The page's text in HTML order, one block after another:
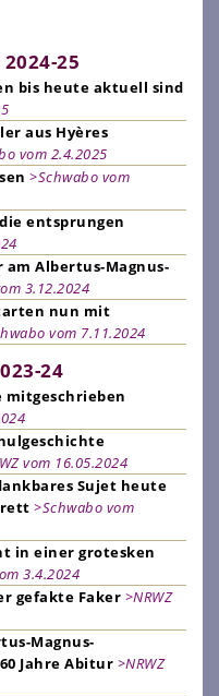
25
bis heute aktuell sind
aus Hyères
vom 2.4.2025
>Schwabo vom
entsprungen
Albertus-Magnus-
3.12.2024
nun mit
vom 7.11.2024
24
mitgeschrieben
vom 16.05.2024
Sujet heute
>Schwabo vom
in einer grotesken
3.4.2024
gefakte Faker >NRWZ
Magnus-
Jahre Abitur >NRWZ